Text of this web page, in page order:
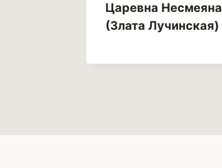
Царевна Несмеяна
(Злата Лучинская)